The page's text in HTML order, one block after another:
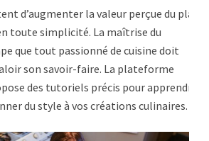
d’augmenter la valeur perçue du plat
toute simplicité. La maîtrise du
que tout passionné de cuisine doit
son savoir-faire. La plateforme
des tutoriels précis pour apprendre
du style à vos créations culinaires.